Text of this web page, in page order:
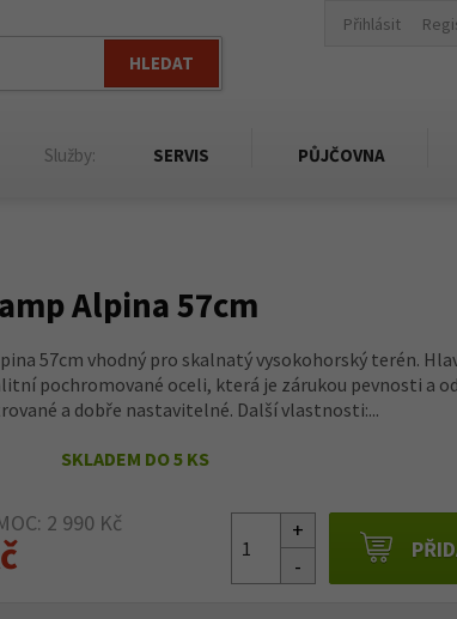
HLEDAT
Přihlásit
Služby: SERVIS PŮJČOVNA
Alpina 57cm
57cm vhodný pro skalnatý vysokohorský terén.
pochromované oceli, která je zárukou pevnosti a
a dobře nastavitelné. Další vlastnosti:...
SKLADEM DO 5 KS
2 990 Kč